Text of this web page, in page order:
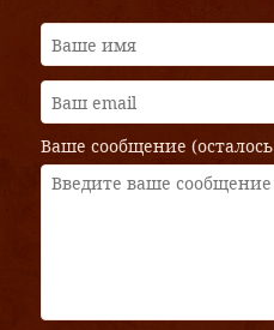
Ваше сообщение (осталось